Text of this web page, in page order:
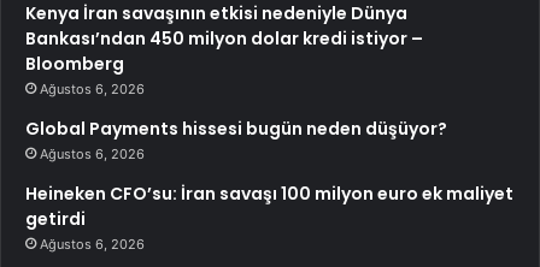
Kenya İran savaşının etkisi nedeniyle Dünya
Bankası’ndan 450 milyon dolar kredi istiyor –
Bloomberg
Ağustos 6, 2026
Global Payments hissesi bugün neden düşüyor?
Ağustos 6, 2026
Heineken CFO’su: İran savaşı 100 milyon euro ek maliyet
getirdi
Ağustos 6, 2026